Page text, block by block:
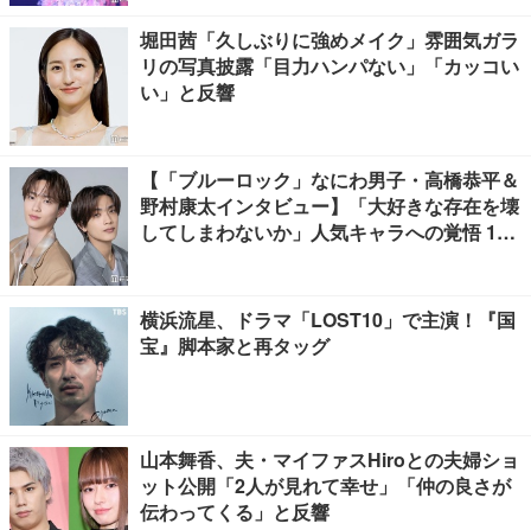
堀田茜「久しぶりに強めメイク」雰囲気ガラ
リの写真披露「目力ハンパない」「カッコい
い」と反響
【「ブルーロック」なにわ男子・高橋恭平＆
野村康太インタビュー】「大好きな存在を壊
してしまわないか」人気キャラへの覚悟 10
横浜流星、ドラマ「LOST10」で主演！『国
宝』脚本家と再タッグ
山本舞香、夫・マイファスHiroとの夫婦ショ
ット公開「2人が見れて幸せ」「仲の良さが
伝わってくる」と反響